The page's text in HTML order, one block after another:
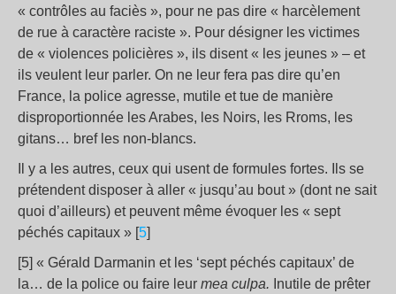
« contrôles au faciès », pour ne pas dire « harcèlement
de rue à caractère raciste ». Pour désigner les victimes
de « violences policières », ils disent « les jeunes » – et
ils veulent leur parler. On ne leur fera pas dire qu’en
France, la police agresse, mutile et tue de manière
disproportionnée les Arabes, les Noirs, les Rroms, les
gitans… bref les non-blancs.
Il y a les autres, ceux qui usent de formules fortes. Ils se
prétendent disposer à aller « jusqu’au bout » (dont ne sait
quoi d’ailleurs) et peuvent même évoquer les « sept
péchés capitaux » [5]
[5] « Gérald Darmanin et les ‘sept péchés capitaux’ de
la… de la police ou faire leur mea culpa. Inutile de prêter